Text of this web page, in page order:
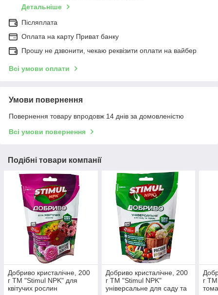
Детальніше
Післяплата
Оплата на карту Приват банку
Прошу не дзвонити, чекаю реквізити оплати на вайбер
Всі умови оплати
Умови повернення
Повернення товару впродовж 14 днів за домовленістю
Всі умови повернення
Подібні товари компанії
Добриво кристалічне, 200
г ТМ "Stimul NPK" для
квітучих рослин
Добриво кристалічне, 200
г ТМ "Stimul NPK"
універсальне для саду та
г